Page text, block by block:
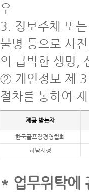
우
3. 정보주체 또
불명 등으로 사
의 급박한 생명,
② 개인정보 제 3
절차를 통하여
제공 받는자
한국골프장경영협회
하남시청
* 업무위탁에